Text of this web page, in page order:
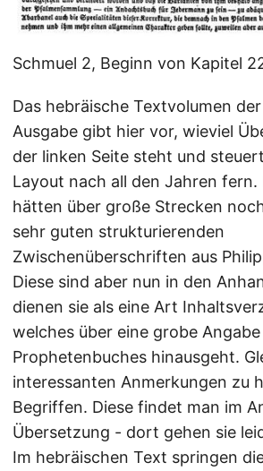
Schmuel 2, Beginn von Kapitel
Das hebräische Textvolumen
Ausgabe gibt hier vor, wieviel
der linken Seite steht und
Layout nach all den Jahren fern.
hätten über große Strecken
sehr guten strukturierenden
Zwischenüberschriften aus
Diese sind aber nun in den
dienen sie als eine Art
welches über eine grobe
Prophetenbuches hinausgeht.
interessanten Anmerkungen zu
Begriffen. Diese findet man im
Übersetzung - dort gehen sie
Im hebräischen Text springen